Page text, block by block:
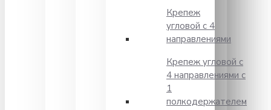
Крепеж
угловой с 4
направлениями
Крепеж угловой с
4 направлениями с
1
полкодержателем